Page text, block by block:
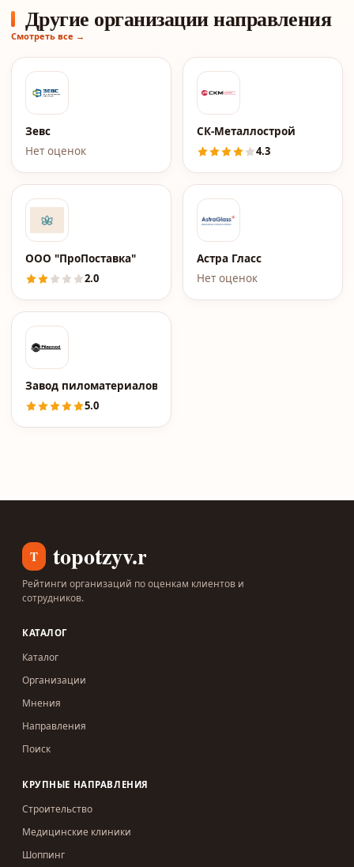
Другие организации направления
Смотреть все →
Зевс
Нет оценок
СК-Металлострой
4.3
ООО "ПроПоставка"
2.0
Астра Гласс
Нет оценок
Завод пиломатериалов Pilozavod.ru
5.0
T topotzyv.ru
Рейтинги организаций по оценкам клиентов и
сотрудников.
КАТАЛОГ
Каталог
Организации
Мнения
Направления
Поиск
КРУПНЫЕ НАПРАВЛЕНИЯ
Строительство
Медицинские клиники
Шоппинг